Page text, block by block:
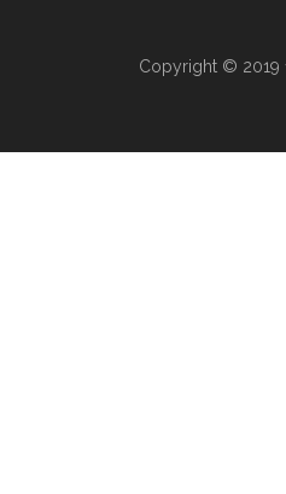
Copyright © 2019